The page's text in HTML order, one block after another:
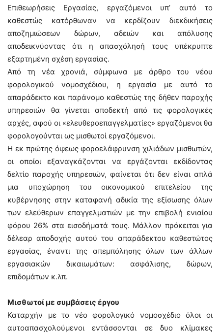
Επιθεωρήσεις Εργασίας, εργαζόμενοι υπ’ αυτό το
καθεστώς κατόρθωναν να κερδίζουν διεκδικήσεις
αποζημιώσεων δώρων, αδειών και απόλυσης
αποδεικνύοντας ότι η απασχόλησή τους υπέκρυπτε
εξαρτημένη σχέση εργασίας.
Από τη νέα χρονιά, σύμφωνα με άρθρο του νέου
φορολογικού νομοσχέδιου, η εργασία με αυτό το
απαράδεκτο και παράνομο καθεστώς της δήθεν παροχής
υπηρεσιών θα γίνεται αποδεκτή από τις φορολογικές
αρχές, αφού οι «ελευθεροεπαγγελματίες» εργαζόμενοι θα
φορολογούνται ως μισθωτοί εργαζόμενοι.
Η εκ πρώτης όψεως φοροελάφρυνση χιλιάδων μισθωτών,
οι οποίοι εξαναγκάζονται να εργάζονται εκδίδοντας
δελτίο παροχής υπηρεσιών, φαίνεται ότι δεν είναι απλά
μια υποχώρηση του οικονομικού επιτελείου της
κυβέρνησης στην καταφανή αδικία της εξίσωσης όλων
των ελεύθερων επαγγελματιών με την επιβολή ενιαίου
φόρου 26% στα εισοδήματά τους. Μάλλον πρόκειται για
δέλεαρ αποδοχής αυτού του απαράδεκτου καθεστώτος
εργασίας, έναντι της απεμπόλησης όλων των άλλων
εργασιακών δικαιωμάτων: ασφάλισης, δώρων,
επιδομάτων κ.λπ.
Μισθωτοί με συμβάσεις έργου
Καταρχήν με το νέο φορολογικό νομοσχέδιο όλοι οι
αυτοαπασχολούμενοι εντάσσονται σε δυο κλίμακες